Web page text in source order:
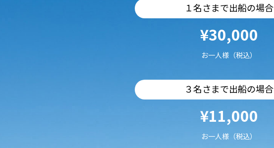
１名さまで出船の場合
¥30,000
お一人様（税込）
３名さまで出船の場合
¥11,000
お一人様（税込）